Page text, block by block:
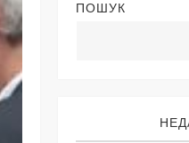
ПОШУК